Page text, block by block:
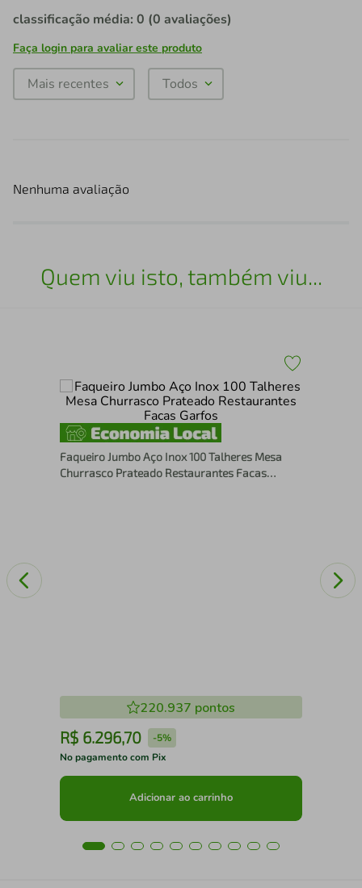
classificação média: 0 (0 avaliações)
Faça login para avaliar este produto
Mais recentes Todos
Nenhuma avaliação
Quem viu isto, também viu...
Faqueiro Jumbo Aço Inox 100 Talheres Mesa
Churrasco Prateado Restaurantes Facas
220.937 pontos
R$ 6.296,70 -5%
No pagamento com Pix
Adicionar ao carrinho